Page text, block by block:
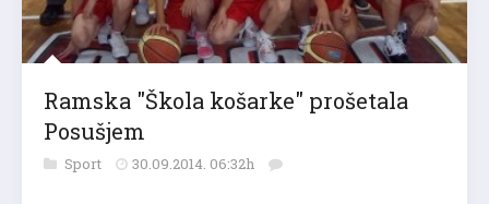
Ramska "Škola košarke" prošetala
Posušjem
Sport 30.09.2014. 06:32h